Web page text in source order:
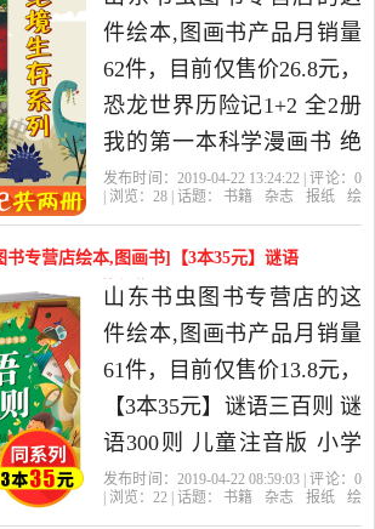
店精选书籍,杂志,报纸当中
性价比很高的绘本,图画
书，由山东 济南发货。
件绘本,图画书产品月销量
62件，目前仅售价26.8元，
恐龙世界历险记1+2 全2册
我的第一本科学漫画书 绝
境生存系列 7-10-14岁儿童
籍 恐龙世界历险记漫画书
全套是2019年山东书虫图
书专营店精选书籍,杂志,报
纸当中性价比很高的绘本,
图画书，由山东 济南发
货。
发布时间：2019-04-22 13:24:22 | 评论： 0
| 浏览： 28 | 话题： 书籍 杂志 报纸
绘
书专营店绘本,图画书]【3本35元】谜语
月销量61件仅售13.8元
山东书虫图书专营店的这
件绘本,图画书产品月销量
61件，目前仅售价13.8元，
【3本35元】谜语三百则 谜
语300则 儿童注音版 小学
生一二年级课外阅读童话
发布时间：2019-04-22 08:59:03 | 评论： 0
| 浏览： 22 | 话题： 书籍 杂志 报纸
绘